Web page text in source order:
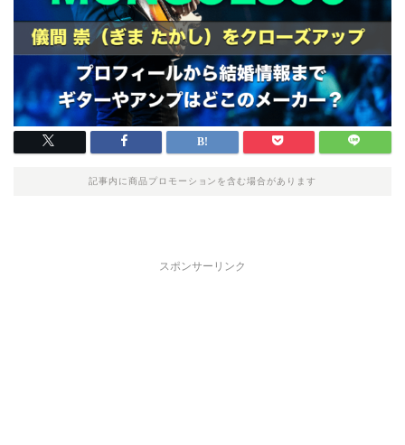
記事内に商品プロモーションを含む場合があります
スポンサーリンク